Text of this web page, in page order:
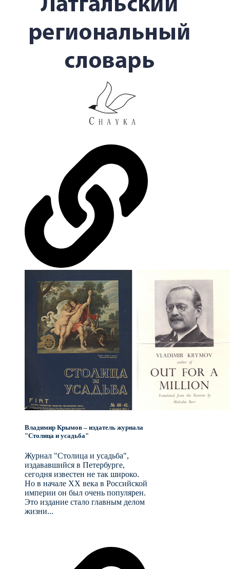
Владимир Крымов – издатель журнала
"Столица и усадьба"
Журнал "Столица и усадьба",
издававшийся в Петербурге,
сегодня известен не так широко.
Но в начале XX века в Российской
империи он был очень популярен.
Это издание стало главным делом
жизни...